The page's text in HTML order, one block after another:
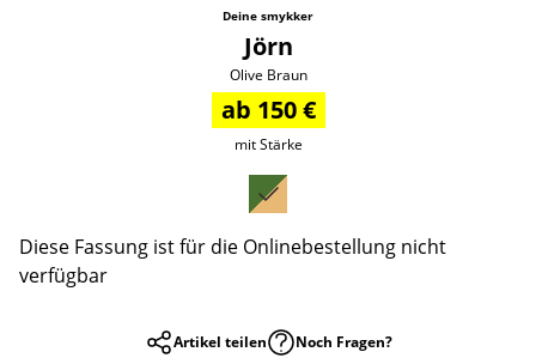
Deine smykker
Jörn
Olive Braun
ab 150 €
mit Stärke
Diese Fassung ist für die Onlinebestellung nicht
verfügbar
Artikel teilen Noch Fragen?